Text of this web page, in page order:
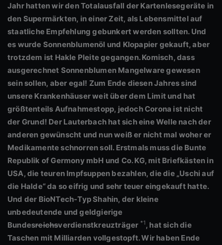
Jahr hatten wir den Totalausfall der Kartenlesegeräte in
den Supermärkten, in einer Zeit, als Lebensmittel auf
staatliche Empfehlung gebunkert werden sollten. Und
es wurde Sonnenblumenöl und Klopapier gekauft, aber
trotzdem ist Hakle Pleite gegangen. Komisch, dass
ausgerechnet Sonnenblumen Mangelware gewesen
sein sollen, aber egal! Zum Ende diesen Jahres sind
unsere Krankenhäuser weit über dem Limit und hat
größtenteils Aufnahmestopp, jedoch Corona ist nicht
der Grund! Der Lauterbach hat sich eine Welle nach der
anderen gewünscht und nun weiß er nicht mal woher er
Medikamente schnorren soll. Erstmals muss die Bunte
Republik of Germony mbH und Co. KG, mit Briefkästen in
USA, die teuren Impfsuppen bezahlen, die die „Uschi auf
die Halde“ da so eifrig und sehr teuer eingekauft hatte.
Und der BioNTech-Typ Shahin, der kleine
unbedeutende und geldgierige
Bundesreichsverdienstkreuzträger *1, hat sich die
Taschen mit Milliarden vollgestopft. Wir haben Ende